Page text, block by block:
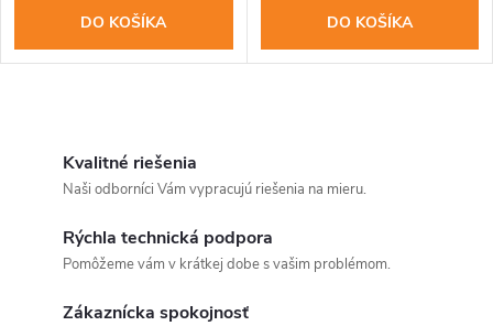
DO KOŠÍKA DO KOŠÍKA
Kvalitné riešenia
Naši odborníci Vám vypracujú riešenia na mieru.
Rýchla technická podpora
Pomôžeme vám v krátkej dobe s vašim problémom.
Zákaznícka spokojnosť